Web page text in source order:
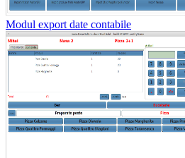
Modul export date contabile